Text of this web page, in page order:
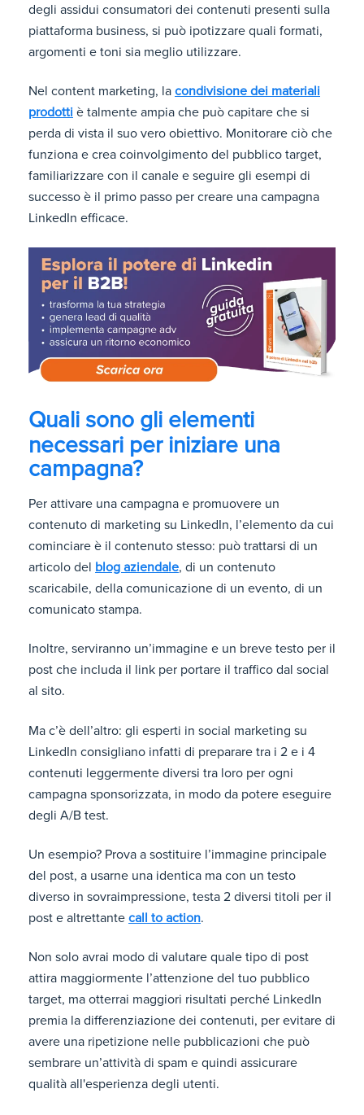
degli assidui consumatori dei contenuti presenti sulla
piattaforma business, si può ipotizzare quali formati,
argomenti e toni sia meglio utilizzare.
Nel content marketing, la condivisione dei materiali
prodotti è talmente ampia che può capitare che si
perda di vista il suo vero obiettivo. Monitorare ciò che
funziona e crea coinvolgimento del pubblico target,
familiarizzare con il canale e seguire gli esempi di
successo è il primo passo per creare una campagna
LinkedIn efficace.
Quali sono gli elementi
necessari per iniziare una
campagna?
Per attivare una campagna e promuovere un
contenuto di marketing su LinkedIn, l’elemento da cui
cominciare è il contenuto stesso: può trattarsi di un
articolo del blog aziendale, di un contenuto
scaricabile, della comunicazione di un evento, di un
comunicato stampa.
Inoltre, serviranno un’immagine e un breve testo per il
post che includa il link per portare il traffico dal social
al sito.
Ma c’è dell’altro: gli esperti in social marketing su
LinkedIn consigliano infatti di preparare tra i 2 e i 4
contenuti leggermente diversi tra loro per ogni
campagna sponsorizzata, in modo da potere eseguire
degli A/B test.
Un esempio? Prova a sostituire l’immagine principale
del post, a usarne una identica ma con un testo
diverso in sovraimpressione, testa 2 diversi titoli per il
post e altrettante call to action.
Non solo avrai modo di valutare quale tipo di post
attira maggiormente l’attenzione del tuo pubblico
target, ma otterrai maggiori risultati perché LinkedIn
premia la differenziazione dei contenuti, per evitare di
avere una ripetizione nelle pubblicazioni che può
sembrare un’attività di spam e quindi assicurare
qualità all'esperienza degli utenti.